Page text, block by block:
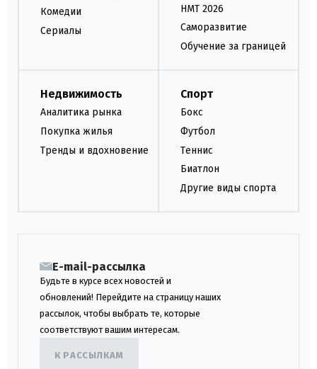
Комедии
Сериалы
НМТ 2026
Саморазвитие
Обучение за границей
Недвижимость
Аналитика рынка
Покупка жилья
Тренды и вдохновение
Спорт
Бокс
Футбол
Теннис
Биатлон
Другие виды спорта
E-mail-рассылка
Будьте в курсе всех новостей и
обновлений! Перейдите на страницу наших
рассылок, чтобы выбрать те, которые
соответствуют вашим интересам.
К РАССЫЛКАМ